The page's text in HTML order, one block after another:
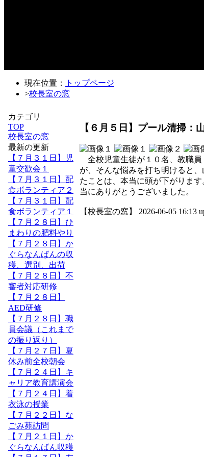
現在位置：
トップページ
>校長室の窓